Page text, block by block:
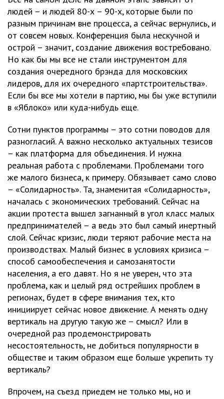
людей – и людей 80-х – 90-х, которые были по
разным причинам вне процесса, а сейчас вернулись, и
от совсем новых. Конференция была нескучной и
острой – значит, создание движения востребовано.
Но как бы мы все не стали инструментом для
создания очередного брэнда для московских
лидеров, для их очередного «партстроительства».
Если бы все мы хотели в партию, мы бы уже вступили
в «Яблоко» или куда-нибудь еще.
Сотни пунктов программы – это сотни поводов для
разногласий. А важно несколько актуальных тезисов
– как платформа для объединения. И нужна
реальная работа с проблемами. Проблемами того
же малого бизнеса, к примеру. Обязывает само слово
– «Солидарность». Та, знаменитая «Солидарность»,
началась с экономических требований. Сейчас на
акции протеста вышел загнанный в угол класс малых
предпринимателей – а ведь это был самый инертный
слой. Сейчас кризис, люди теряют рабочие места на
производствах. Малый бизнес в условиях кризиса –
способ самообеспечения и самозанятости
населения, а его давят. Но я не уверен, что эта
проблема, как и целый ряд острейших проблем в
регионах, будет в сфере внимания тех, кто
инициирует сейчас новое движение. А менять одну
вертикаль на другую такую же – смысл? Или в
очередной раз продемонстрировать
несостоятельность, не добиться популярности в
обществе и таким образом еще больше укрепить ту
вертикаль?
Впрочем, на съезд приедем не только мы, но и